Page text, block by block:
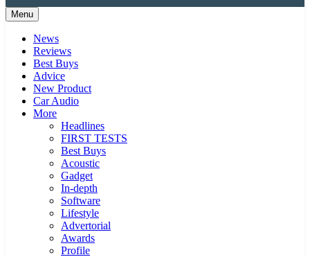
Menu
News
Reviews
Best Buys
Advice
New Product
Car Audio
More
Headlines
FIRST TESTS
Best Buys
Acoustic
Gadget
In-depth
Software
Lifestyle
Advertorial
Awards
Profile